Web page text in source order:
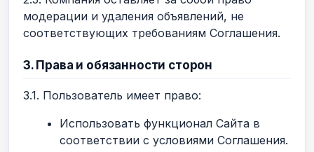
модерации и удаления объявлений, не
соответствующих требованиям Соглашения.
3. Права и обязанности сторон
3.1. Пользователь имеет право:
Использовать функционал Сайта в
соответствии с условиями Соглашения.